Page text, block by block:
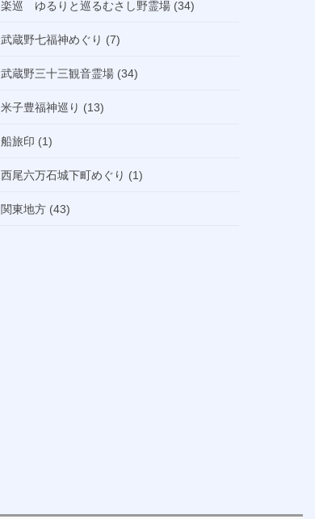
楽巡 ゆるりと巡るむさし野霊場 (34)
武蔵野七福神めぐり (7)
武蔵野三十三観音霊場 (34)
米子豊福神巡り (13)
船旅印 (1)
西尾六万石城下町めぐり (1)
関東地方 (43)